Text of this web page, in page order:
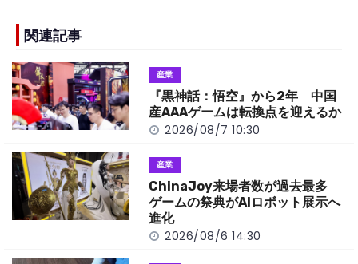
e
b
o
o
k
n
k
関連記事
産業
『黒神話：悟空』から2年 中国
産AAAゲームは転換点を迎えるか
2026/08/7 10:30
産業
ChinaJoy来場者数が過去最多
ゲームの祭典がAIロボット展示へ
進化
2026/08/6 14:30